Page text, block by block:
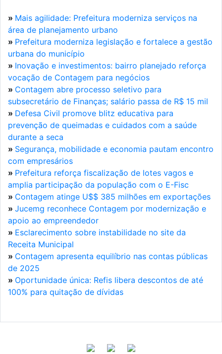
» Mais agilidade: Prefeitura moderniza serviços na
área de planejamento urbano
» Prefeitura moderniza legislação e fortalece a gestão
urbana do município
» Inovação e investimentos: bairro planejado reforça
vocação de Contagem para negócios
» Contagem abre processo seletivo para
subsecretário de Finanças; salário passa de R$ 15 mil
» Defesa Civil promove blitz educativa para
prevenção de queimadas e cuidados com a saúde
durante a seca
» Segurança, mobilidade e economia pautam encontro
com empresários
» Prefeitura reforça fiscalização de lotes vagos e
amplia participação da população com o E-Fisc
» Contagem atinge U$$ 385 milhões em exportações
» Jucemg reconhece Contagem por modernização e
apoio ao empreendedor
» Esclarecimento sobre instabilidade no site da
Receita Municipal
» Contagem apresenta equilíbrio nas contas públicas
de 2025
» Oportunidade única: Refis libera descontos de até
100% para quitação de dívidas